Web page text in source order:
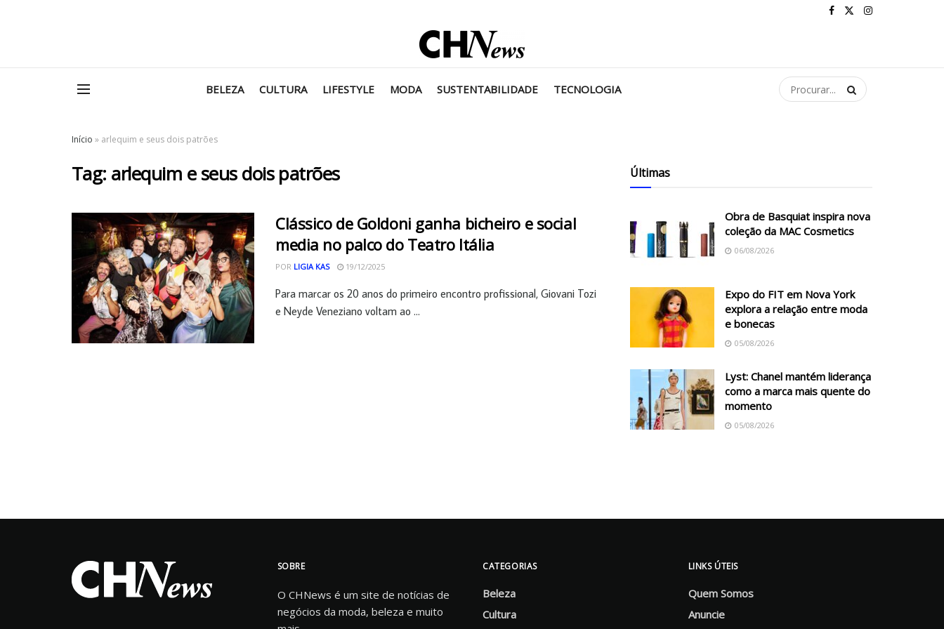
BELEZA CULTURA LIFESTYLE MODA SUSTENTABILIDADE TECNOLOGIA
Início » arlequim e seus dois patrões
Tag: arlequim e seus dois patrões
Clássico de Goldoni ganha bicheiro e social
media no palco do Teatro Itália
POR LIGIA KAS 19/12/2025
Para marcar os 20 anos do primeiro encontro profissional, Giovani Tozi
e Neyde Veneziano voltam ao ...
Últimas
Obra de Basquiat inspira nova
coleção da MAC Cosmetics
06/08/2026
Expo do FIT em Nova York
explora a relação entre moda
e bonecas
05/08/2026
Lyst: Chanel mantém liderança
como a marca mais quente do
momento
05/08/2026
SOBRE
O CHNews é um site de notícias de
negócios da moda, beleza e muito
CATEGORIAS
Beleza
Cultura
LINKS ÚTEIS
Quem Somos
Anuncie